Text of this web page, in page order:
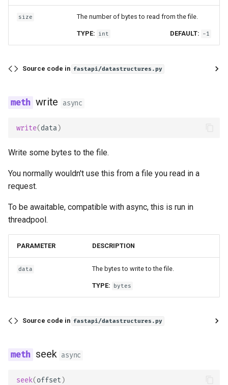
Testando
size The number of bytes to read from the file.
TYPE: int DEFAULT: -1
Source code in fastapi/datastructures.py
write async
write(data )
Write some bytes to the file.
You normally wouldn't use this from a file you read in a
request.
To be awaitable, compatible with async, this is run in
threadpool.
PARAMETER DESCRIPTION
data The bytes to write to the file.
TYPE: bytes
Source code in fastapi/datastructures.py
seek async
seek(offset )